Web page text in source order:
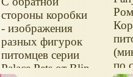
стороны коробки
- изображения
разных фигурок
питомцев серии
Palace Pets от Blip
по